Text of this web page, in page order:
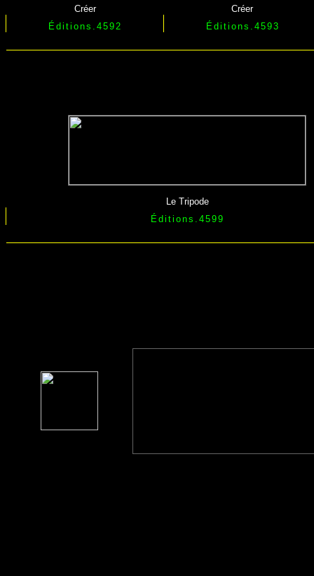
Créer
Créer
Éditions.4592
Éditions.4593
Le Tripode
Éditions.4599